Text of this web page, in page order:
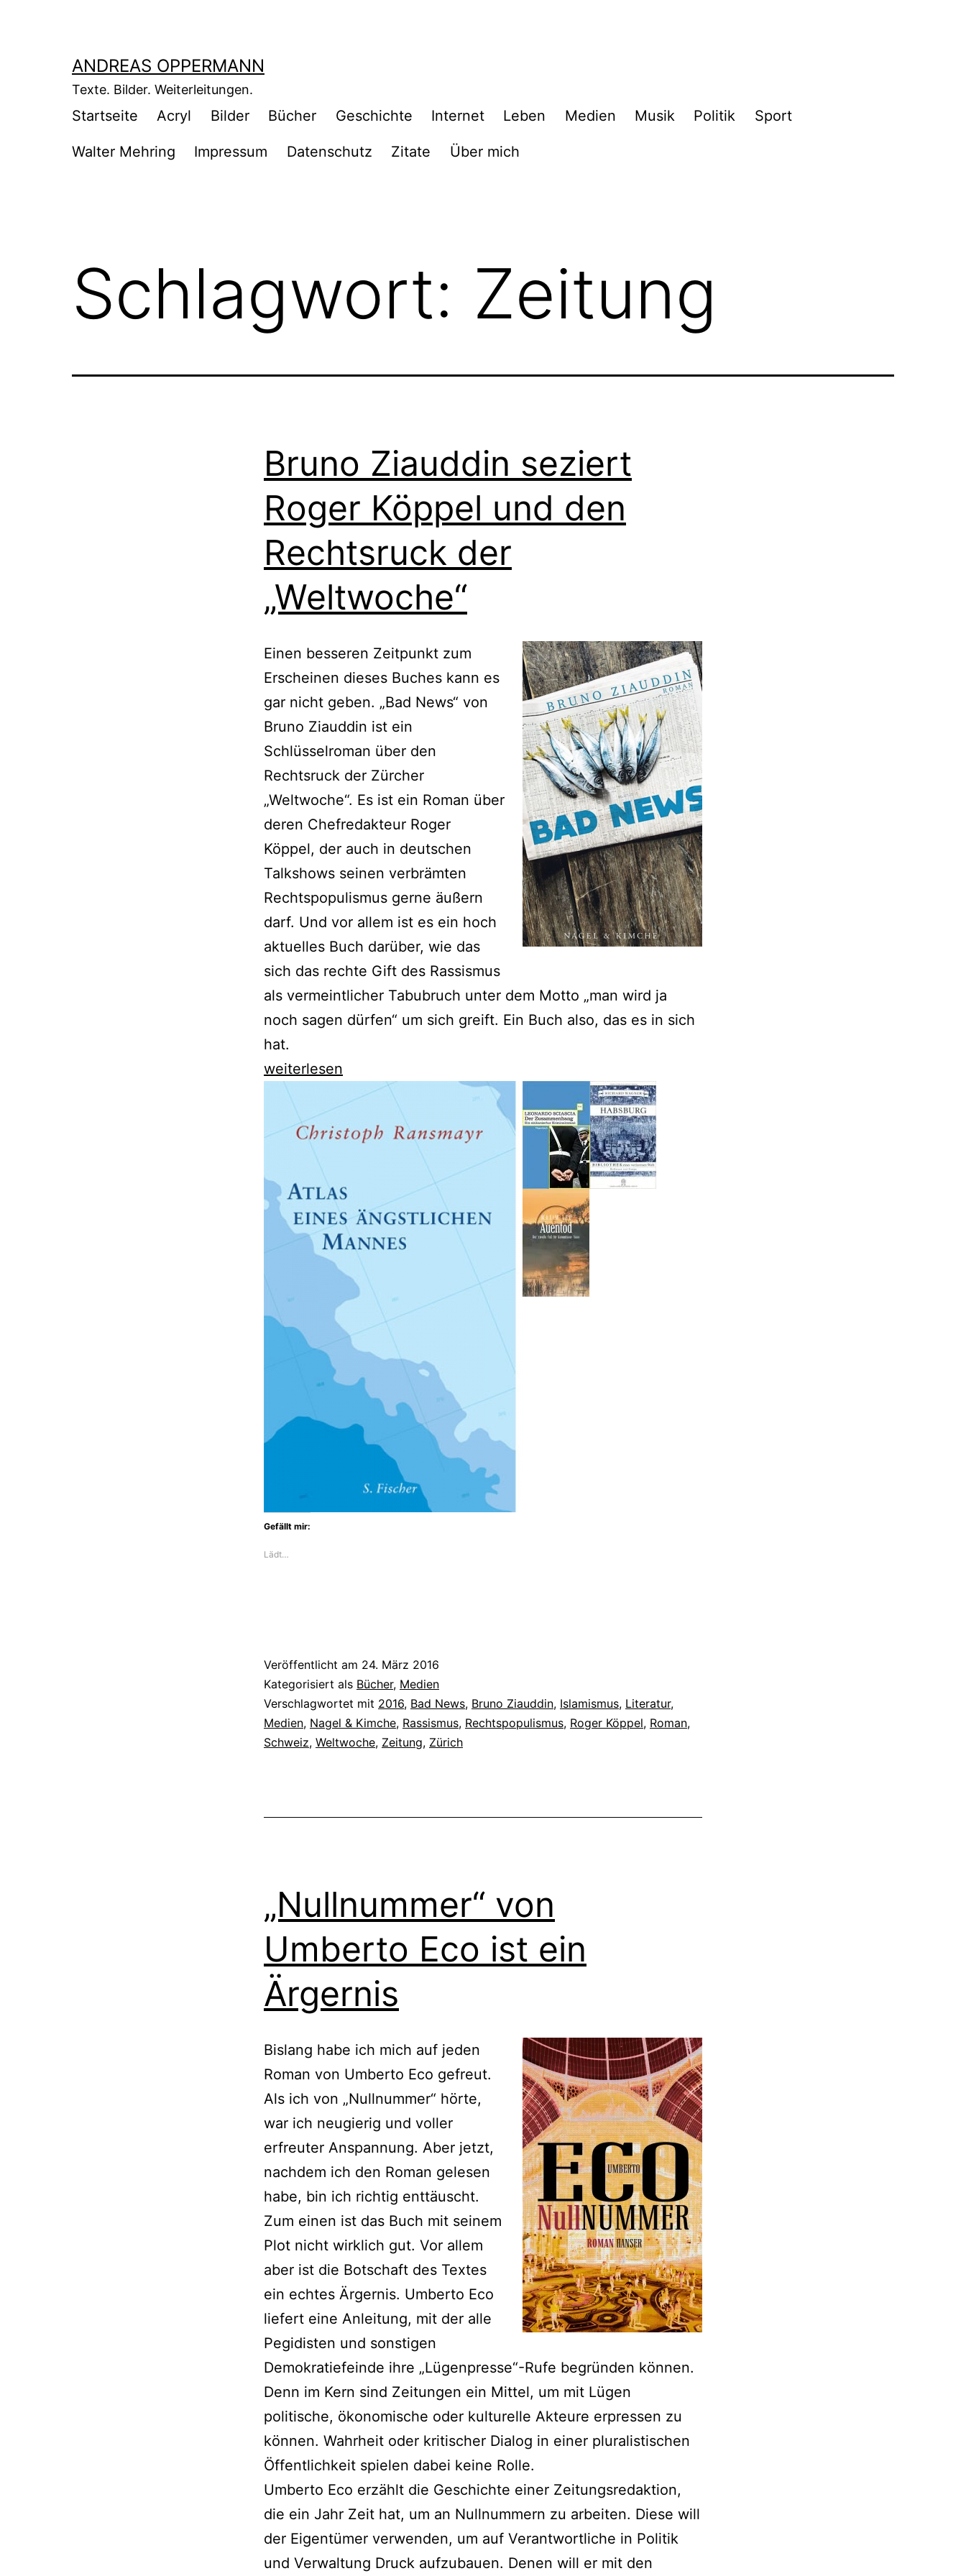
ANDREAS OPPERMANN
Texte. Bilder. Weiterleitungen.
Startseite Acryl Bilder Bücher Geschichte Internet Leben Medien Musik Politik Sport
Walter Mehring Impressum Datenschutz Zitate Über mich
Schlagwort: Zeitung
Bruno Ziauddin seziert
Roger Köppel und den
Rechtsruck der
„Weltwoche“
Einen besseren Zeitpunkt zum
Erscheinen dieses Buches kann es
gar nicht geben. „Bad News“ von
Bruno Ziauddin ist ein
Schlüsselroman über den
Rechtsruck der Zürcher
„Weltwoche“. Es ist ein Roman über
deren Chefredakteur Roger
Köppel, der auch in deutschen
Talkshows seinen verbrämten
Rechtspopulismus gerne äußern
darf. Und vor allem ist es ein hoch
aktuelles Buch darüber, wie das
sich das rechte Gift des Rassismus
als vermeintlicher Tabubruch unter dem Motto „man wird ja
noch sagen dürfen“ um sich greift. Ein Buch also, das es in sich
hat.
Bruno
seziert
Roger
und
den
Rechtsruck
weiterlesen
Gefällt mir:
Lädt…
Veröffentlicht am 24. März 2016
Kategorisiert als Bücher, Medien
Verschlagwortet mit 2016, Bad News, Bruno Ziauddin, Islamismus, Literatur,
Medien, Nagel & Kimche, Rassismus, Rechtspopulismus, Roger Köppel, Roman,
Schweiz, Weltwoche, Zeitung, Zürich
„Nullnummer“ von
Umberto Eco ist ein
Ärgernis
Bislang habe ich mich auf jeden
Roman von Umberto Eco gefreut.
Als ich von „Nullnummer“ hörte,
war ich neugierig und voller
erfreuter Anspannung. Aber jetzt,
nachdem ich den Roman gelesen
habe, bin ich richtig enttäuscht.
Zum einen ist das Buch mit seinem
Plot nicht wirklich gut. Vor allem
aber ist die Botschaft des Textes
ein echtes Ärgernis. Umberto Eco
liefert eine Anleitung, mit der alle
Pegidisten und sonstigen
Demokratiefeinde ihre „Lügenpresse“-Rufe begründen können.
Denn im Kern sind Zeitungen ein Mittel, um mit Lügen
politische, ökonomische oder kulturelle Akteure erpressen zu
können. Wahrheit oder kritischer Dialog in einer pluralistischen
Öffentlichkeit spielen dabei keine Rolle.
Umberto Eco erzählt die Geschichte einer Zeitungsredaktion,
die ein Jahr Zeit hat, um an Nullnummern zu arbeiten. Diese will
der Eigentümer verwenden, um auf Verantwortliche in Politik
und Verwaltung Druck aufzubauen. Denen will er mit den